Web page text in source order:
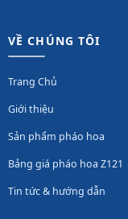
VỀ CHÚNG TÔI
Trang Chủ
Giới thiệu
Sản phẩm pháo hoa
Bảng giá pháo hoa Z121
Tin tức & hướng dẫn